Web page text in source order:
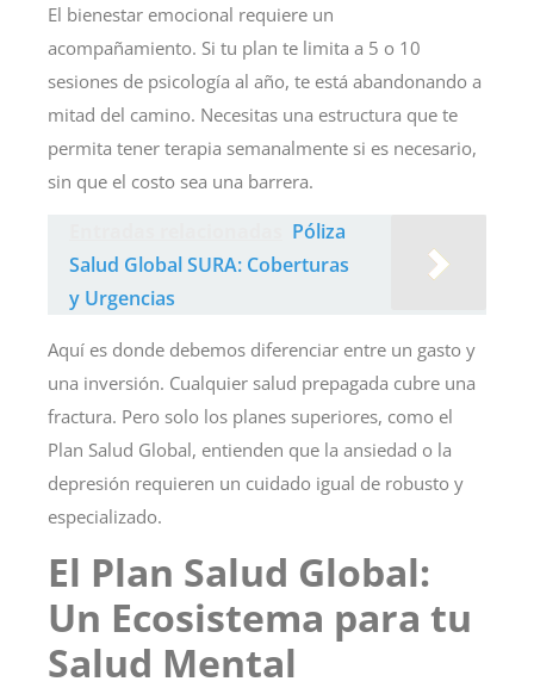
El bienestar emocional requiere un
acompañamiento. Si tu plan te limita a 5 o 10
sesiones de psicología al año, te está abandonando a
mitad del camino. Necesitas una estructura que te
permita tener terapia semanalmente si es necesario,
sin que el costo sea una barrera.
Póliza
Salud Global SURA: Coberturas
y Urgencias
Aquí es donde debemos diferenciar entre un gasto y
una inversión. Cualquier salud prepagada cubre una
fractura. Pero solo los planes superiores, como el
Plan Salud Global, entienden que la ansiedad o la
depresión requieren un cuidado igual de robusto y
especializado.
El Plan Salud Global:
Un Ecosistema para tu
Salud Mental